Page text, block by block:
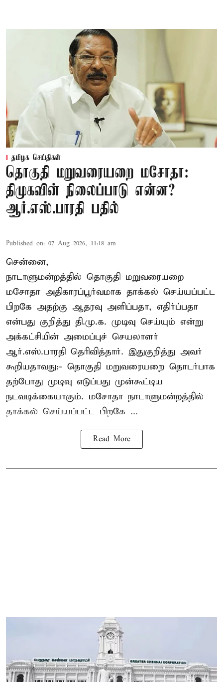
தமிழக செய்திகள்
தொகுதி மறுவரையறை மசோதா:
திமுகவின் நிலைப்பாடு என்ன?
ஆர்.எஸ்.பாரதி பதில்
Published on: 07 Aug 2026, 11:18 am
சென்னை,
நாடாளுமன்றத்தில் தொகுதி மறுவரையறை
மசோதா அதிகாரப்பூர்வமாக தாக்கல் செய்யப்பட்ட
பிறகே அதற்கு ஆதரவு அளிப்பதா, எதிர்ப்பதா
என்பது குறித்து தி.மு.க. முடிவு செய்யும் என்று
அக்கட்சியின் அமைப்புச் செயலாளர்
ஆர்.எஸ்.பாரதி தெரிவித்தார். இதுகுறித்து அவர்
கூறியதாவது:- தொகுதி மறுவரையறை தொடர்பாக
தற்போது முடிவு எடுப்பது முன்கூட்டிய
நடவடிக்கையாகும். மசோதா நாடாளுமன்றத்தில்
தாக்கல் செய்யப்பட்ட பிறகே ...
Read More